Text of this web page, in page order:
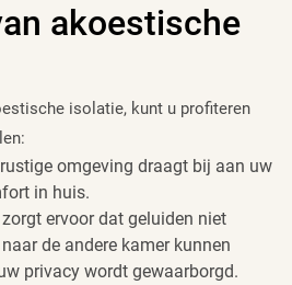
akoestische
isolatie, kunt u profiteren
omgeving draagt bij aan uw
in huis.
ervoor dat geluiden niet
de andere kamer kunnen
privacy wordt gewaarborgd.